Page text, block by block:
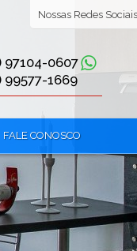
FALE CONOSCO
97104-0607
99577-1669
Nossas Redes Sociais